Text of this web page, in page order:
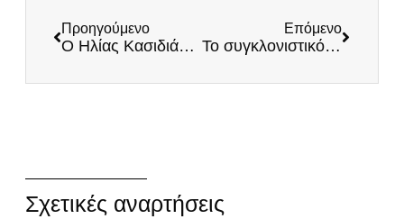
Προηγούμενο
Ο Ηλίας Κασιδιάρης για το Μνημείο του Αγνώστου Στρατιώτη
Επόμενο
Το συγκλονιστικό μήνυμα του Ηλία Κασιδιάρη για την 28η Οκτωβρίου
Σχετικές αναρτήσεις